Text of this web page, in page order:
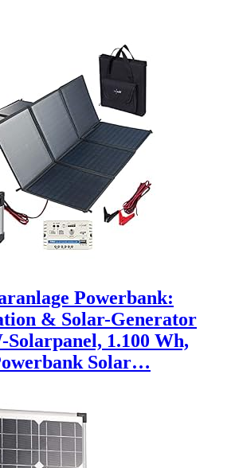
Powerbank:
& Solar-Generator
Solarpanel, 1.100 Wh,
Solar…